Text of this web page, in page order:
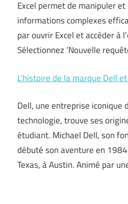
Excel permet de manipuler et
informations complexes
par ouvrir Excel et accéder à
Sélectionnez ‘Nouvelle
L’histoire de la marque Dell
Dell, une entreprise iconique
technologie, trouve ses
étudiant. Michael Dell, son
débuté son aventure en
Texas, à Austin. Animé par